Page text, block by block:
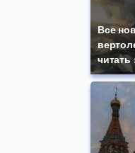
Все
читать